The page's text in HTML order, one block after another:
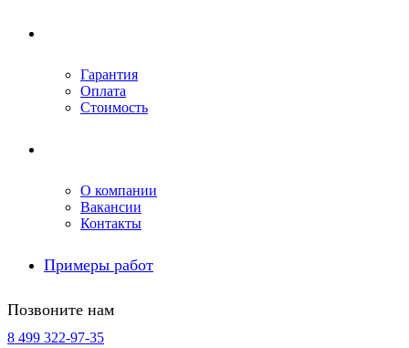
Гарантия
Оплата
Стоимость
О компании
Вакансии
Контакты
Примеры работ
Позвоните нам
8 499 322-97-35